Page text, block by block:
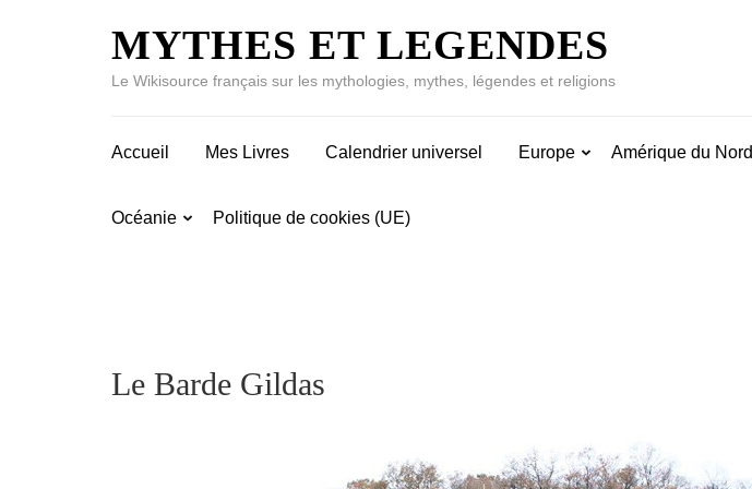
MYTHES ET LEGENDES
Le Wikisource français sur les mythologies, mythes, légendes et religions
Accueil Mes Livres Calendrier universel Europe Amérique du Nord
Océanie Politique de cookies (UE)
Le Barde Gildas